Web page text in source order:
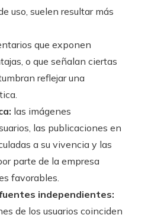
uso, suelen resultar más
que exponen
o que señalan ciertas
reflejar una
las imágenes
las publicaciones en
a su vivencia y las
parte de la empresa
favorables.
independientes:
de los usuarios coinciden